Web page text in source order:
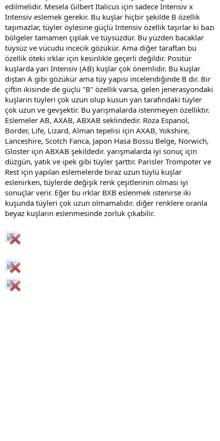
edilmelidir. Mesela Gilbert Italicus için sadece Intensiv x
Intensiv eslemek gerekir. Bu kuşlar hiçbir şekilde B özellik
taşımazlar, tüyler öylesine güçlü Intensiv özellik taşırlar ki bazı
bölgeler tamamen çıplak ve tüysüzdür. Bu yüzden bacaklar
tüysüz ve vücudu incecik gözükür. Ama diğer taraftan bu
özellik öteki ırklar için kesinlikle geçerli değildir. Positür
kuşlarda yari Intensiv (AB) kuşlar çok önemlidir. Bu kuşlar
dıştan A gibi gözükür ama tüy yapısı incelendiğinde B dır. Bir
çiftin ikisinde de güçlü "B" özellik varsa, gelen jenerasyondaki
kuşların tüyleri çok uzun olup kusun yan tarafındaki tüyler
çok uzun ve gevşektir. Bu yarışmalarda istenmeyen özelliktir.
Eslemeler AB, AXAB, ABXAB seklindedir. Roza Espanol,
Border, Life, Lizard, Alman tepelisi için AXAB, Yokshire,
Lanceshire, Scotch Fanca, Japon Hasa Bossu Belge, Norwich,
Gloster için ABXAB şekildedir. yarışmalarda iyi sonuç için
düzgün, yatık ve ipek gibi tüyler şarttır. Parisler Trompoter ve
Rest için yapılan eslemelerde biraz uzun tüylü kuşlar
eslenirken, tüylerde değişik renk çeşitlerinin olması iyi
sonuçlar verir. Eğer bu ırklar BXB eslenmek istenirse iki
kuşunda tüyleri çok uzun olmamalıdır. diğer renklere oranla
beyaz kuşların eslenmesinde zorluk çıkabilir.